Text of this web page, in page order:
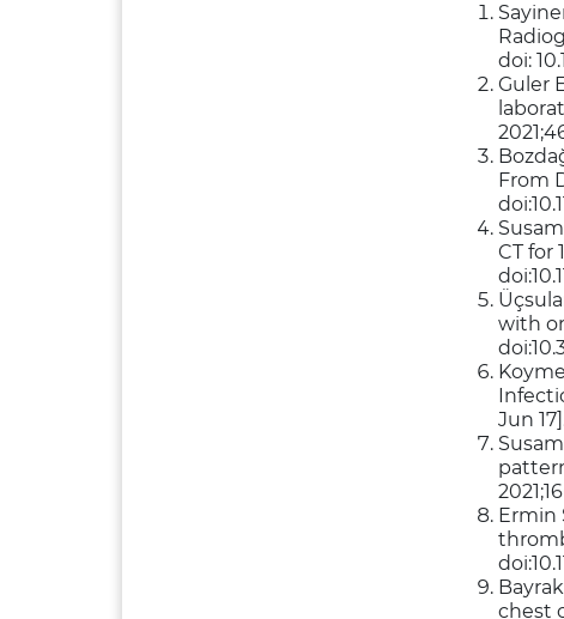
doi:
Guler
From
CT for
with
Jun
Ermin
chest